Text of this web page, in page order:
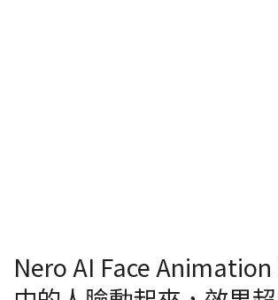
Nero AI Face Animation